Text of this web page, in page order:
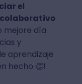
el
mejore día
y
aprendizaje
hecho 👏!